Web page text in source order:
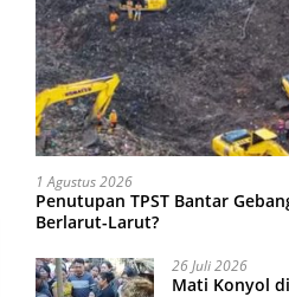
1 Agustus 2026
Penutupan TPST Bantar
Berlarut-Larut?
26 Juli 2026
Mati Konyol